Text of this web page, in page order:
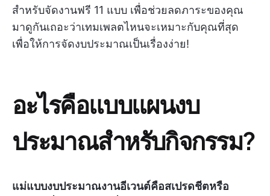
สำหรับจัดงานฟรี 11 แบบ เพื่อช่วยลดภาระของคุณ
มาดูกันเถอะว่าเทมเพลตไหนจะเหมาะกับคุณที่สุด
เพื่อให้การจัดงบประมาณเป็นเรื่องง่าย!
อะไรคือแบบแผนงบ
ประมาณสำหรับกิจกรรม?
แม่แบบงบประมาณงานอีเวนต์คือสเปรดชีตหรือ